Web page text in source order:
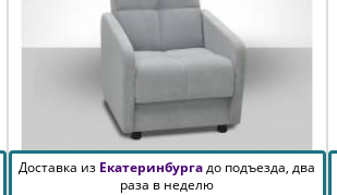
Доставка из Екатеринбургадо подъезда, два
раза в неделю